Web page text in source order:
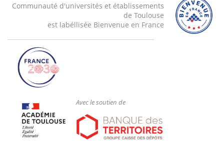
Communauté d'universités et établissements
de Toulouse
est labéllisée Bienvenue en France
Avec le soutien de